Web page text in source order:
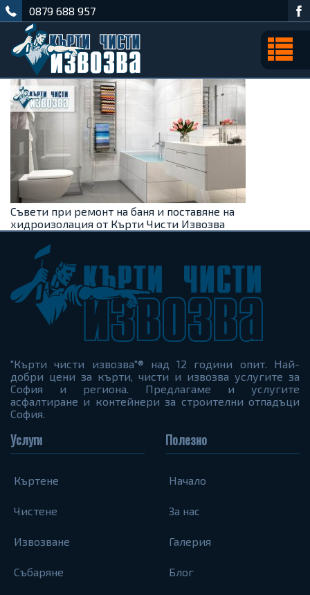
0879 688 957
Съвети при ремонт на баня и поставяне на
хидроизолация от Кърти Чисти Извозва
"Кърти чисти извозва"® над 12 години опит. Най-
добри цени за кърти, чисти и извозва услугите за
София и региона. Предлагаме и услугите
асфалтиране и контейнери за строителни отпадъци
София.
Услуги
Къртене
Чистене
Извозване
Събаряне
Полезно
Начало
За нас
Галерия
Блог